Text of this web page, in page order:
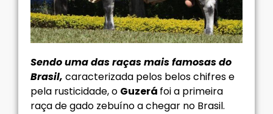
Sendo uma das raças mais famosas do
Brasil, caracterizada pelos belos chifres e
pela rusticidade, o Guzerá foi a primeira
raça de gado zebuíno a chegar no Brasil.